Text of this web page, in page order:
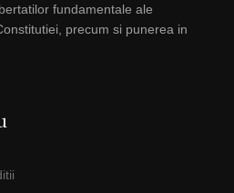
fundamentale ale
precum si punerea in